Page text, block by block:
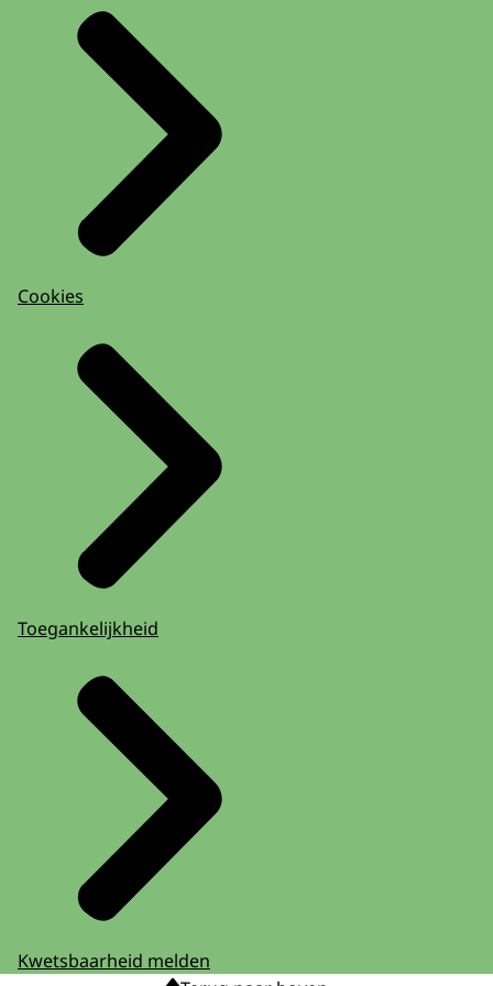
Cookies
Toegankelijkheid
Kwetsbaarheid melden